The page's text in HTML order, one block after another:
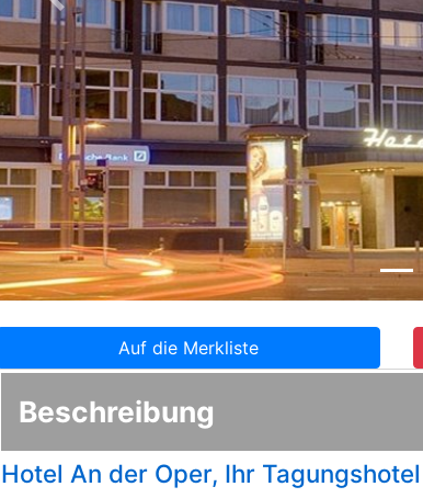
Zurück
Auf die Merkliste
Beschreibung
Hotel An der Oper, Ihr